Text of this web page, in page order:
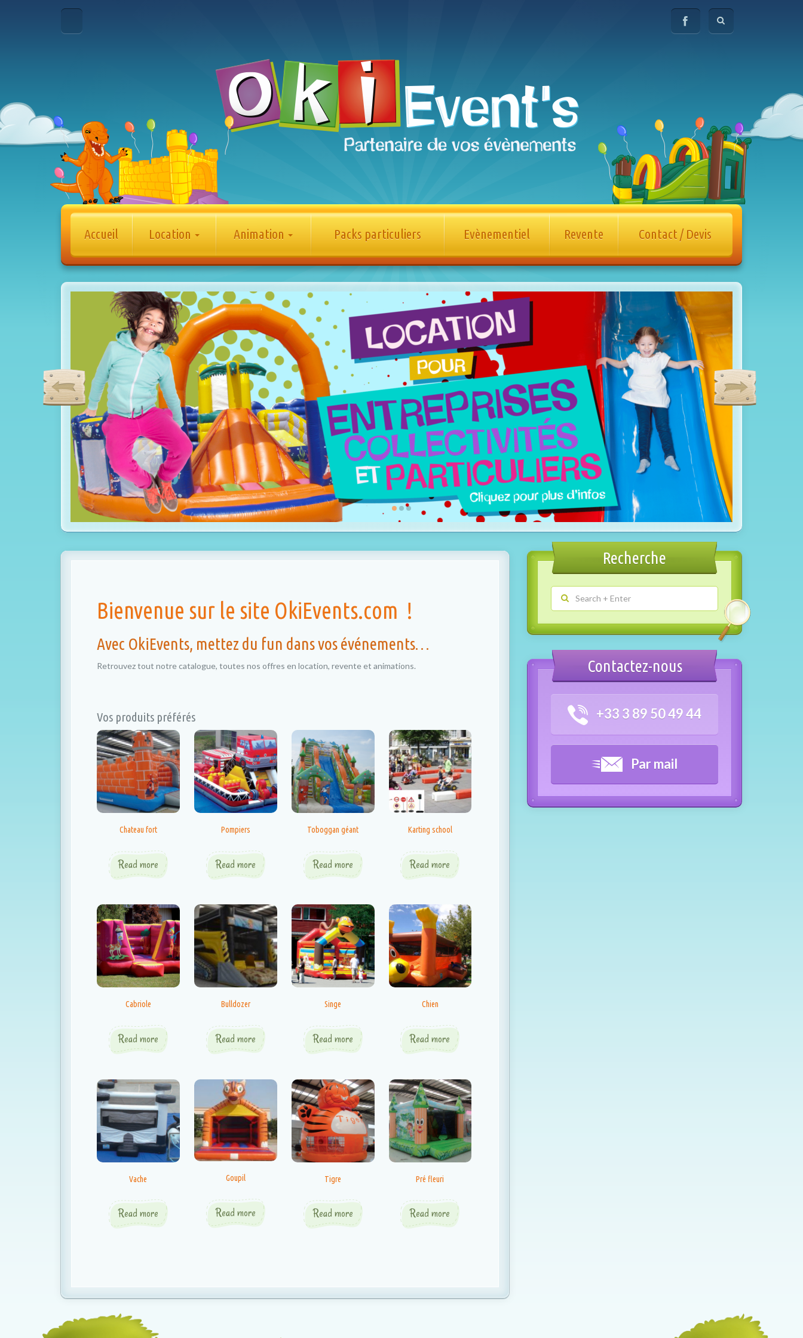
Accueil Location Animation Packs particuliers Evènementiel Revente Contact / Devis
Bienvenue sur le site OkiEvents.com !
Avec OkiEvents, mettez du fun dans vos événements…
Retrouvez tout notre catalogue, toutes nos offres en location, revente et animations.
Vos produits préférés
Chateau fort
Read more
Pompiers
Read more
Toboggan géant
Read more
Karting school
Read more
Cabriole
Read more
Bulldozer
Read more
Singe
Read more
Chien
Read more
Vache
Read more
Goupil
Read more
Tigre
Read more
Pré fleuri
Read more
Recherche
Contactez-nous
+33 3 89 50 49 44
Par mail